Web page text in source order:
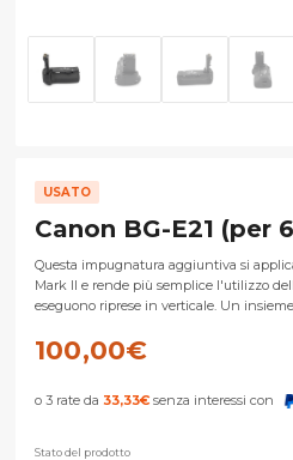
USATO
Canon BG-E21 (per
Questa impugnatura aggiuntiva si
Mark II e rende più semplice l'utilizzo
eseguono riprese in verticale. Un
100,00€
o 3 rate da 33,33€ senza interessi con
Stato del prodotto